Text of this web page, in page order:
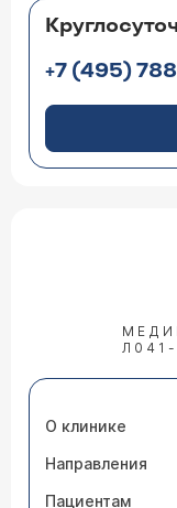
+7 (495)
О клинике
Направления
Пациентам